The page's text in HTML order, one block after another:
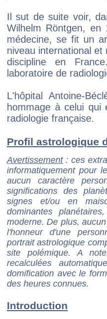
Il sut de suite voir,
Wilhelm Röntgen, en
médecine, se fit un
niveau international
discipline en
laboratoire de
L'hôpital Antoine-
hommage à celui qui
radiologie française.
Profil astrologique
Avertissement: ces
informatiquement pour
aucun caractère
significations des
signes et/ou en
dominantes
moderne. De plus,
l'honneur d'une
portrait astrologique
site polémique. A
recalculées
domification avec le
des heures connues.
Introduction